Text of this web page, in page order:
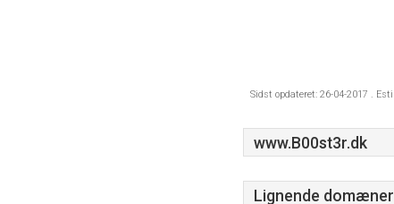
Sidst opdateret: 26-04-2017 .
www.B00st3r.dk
Lignende domæner